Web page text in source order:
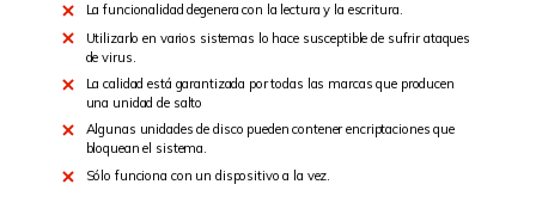
La funcionalidad degenera con la lectura y la escritura.
Utilizarlo en varios sistemas lo hace susceptible de sufrir ataques
de virus.
La calidad está garantizada por todas las marcas que producen
una unidad de salto
Algunas unidades de disco pueden contener encriptaciones que
bloquean el sistema.
Sólo funciona con un dispositivo a la vez.